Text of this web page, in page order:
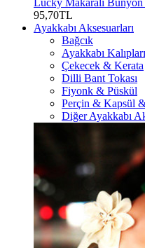
Lucky Makaralı
95,70TL
Ayakkabı Aksesuarları
Bağcık
Ayakkabı Kalıpları
Çekecek & Kerata
Dilli Bant Tokası
Fiyonk & Püskül
Perçin & Kapsül &
Diğer Ayakkabı